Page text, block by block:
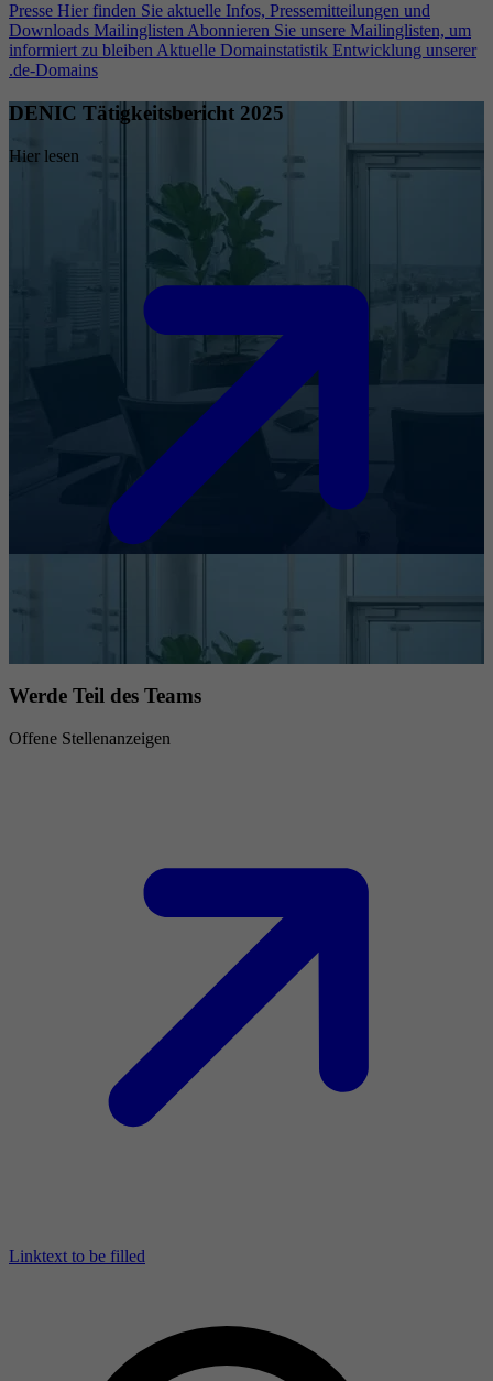
Presse Hier finden Sie aktuelle Infos, Pressemitteilungen und
Downloads Mailinglisten Abonnieren Sie unsere Mailinglisten, um
informiert zu bleiben Aktuelle Domainstatistik Entwicklung unserer
.de-Domains
DENIC Tätigkeitsbericht 2025
Hier lesen
Werde Teil des Teams
Offene Stellenanzeigen
Linktext to be filled